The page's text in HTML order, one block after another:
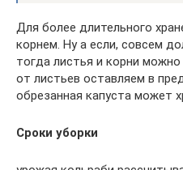
Для более длительного
корнем. Ну а если, совсем
тогда листья и корни
от листьев оставляем в
обрезанная капуста может
Сроки уборки